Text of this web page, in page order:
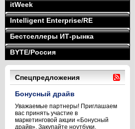
itWeek
Intelligent Enterprise/RE
Бестселлеры ИТ-рынка
BYTE/Россия
Спецпредложения
Бонусный драйв
Уважаемые партнеры! Приглашаем
вас принять участие в
маркетинговой акции «Бонусный
драйв». Закупайте ноутбуки,